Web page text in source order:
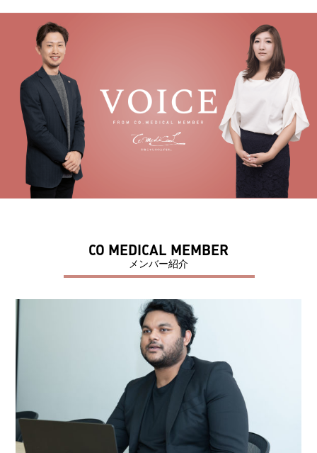
CO MEDICAL MEMBER
メンバー紹介